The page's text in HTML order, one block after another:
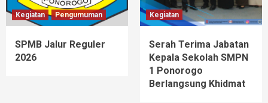
Kegiatan Pengumuman
SPMB Jalur Reguler
2026
Kegiatan
Serah Terima Jabatan
Kepala Sekolah SMPN
1 Ponorogo
Berlangsung Khidmat